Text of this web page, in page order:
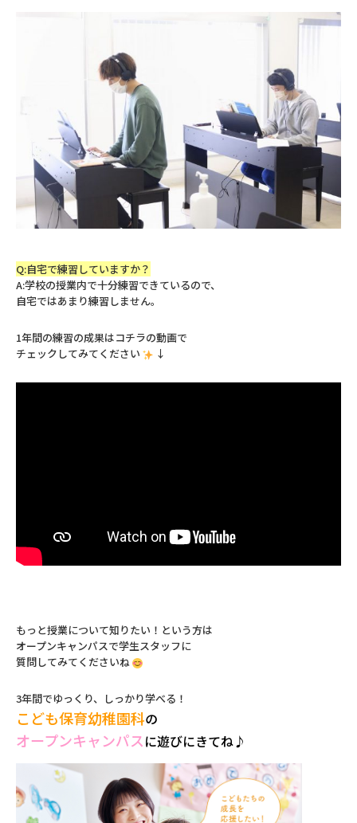
Q:自宅で練習していますか？
A:学校の授業内で十分練習できているので、
自宅ではあまり練習しません。
1年間の練習の成果はコチラの動画で
チェックしてみてください
↓
もっと授業について知りたい！という方は
オープンキャンパスで学生スタッフに
質問してみてくださいね
3年間でゆっくり、しっかり学べる！
こども保育幼稚園科の
オープンキャンパスに遊びにきてね♪